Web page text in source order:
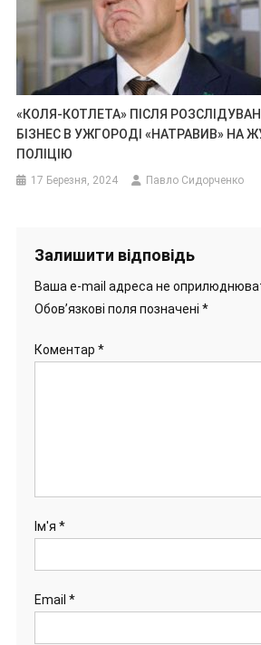
«КОЛЯ-КОТЛЕТА» ПІСЛЯ
БІЗНЕС В УЖГОРОДІ «НАТРАВИВ» НА
ПОЛІЦІЮ
17 Березня, 2024 Павло Сидорченко
Залишити відповідь
Ваша e-mail адреса не
Обов’язкові поля позначені *
Коментар *
Ім'я *
Email *